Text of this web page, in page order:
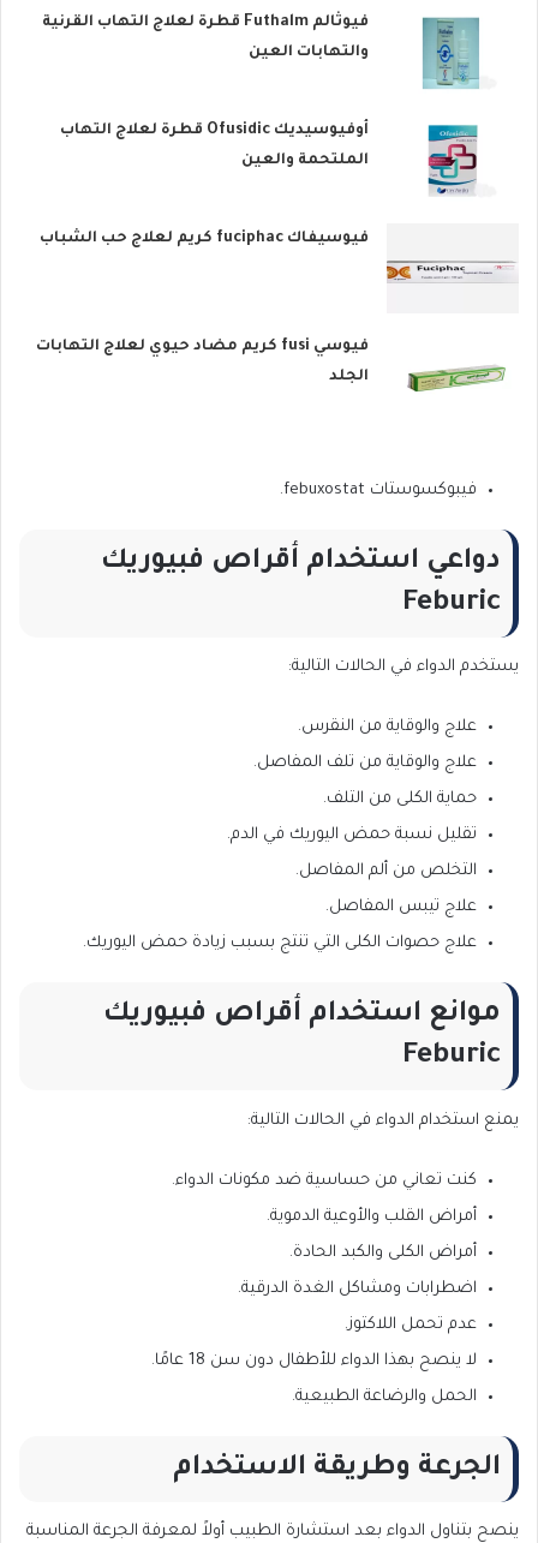
فيوثالم Futhalm قطرة لعلاج التهاب القرنية
والتهابات العين
أوفيوسيديك Ofusidic قطرة لعلاج التهاب
الملتحمة والعين
فيوسيفاك fuciphac كريم لعلاج حب الشباب
فيوسي fusi كريم مضاد حيوي لعلاج التهابات
الجلد
فيبوكسوستات febuxostat.
دواعي استخدام أقراص فبيوريك
Feburic
يستخدم الدواء في الحالات التالية:
علاج والوقاية من النقرس.
علاج والوقاية من تلف المفاصل.
حماية الكلى من التلف.
تقليل نسبة حمض اليوريك في الدم.
التخلص من ألم المفاصل.
علاج تيبس المفاصل.
علاج حصوات الكلى التي تنتج بسبب زيادة حمض اليوريك.
موانع استخدام أقراص فبيوريك
Feburic
يمنع استخدام الدواء في الحالات التالية:
كنت تعاني من حساسية ضد مكونات الدواء.
أمراض القلب والأوعية الدموية.
أمراض الكلى والكبد الحادة.
اضطرابات ومشاكل الغدة الدرقية.
عدم تحمل اللاكتوز.
لا ينصح بهذا الدواء للأطفال دون سن 18 عامًا.
الحمل والرضاعة الطبيعية.
الجرعة وطريقة الاستخدام
ينصح بتناول الدواء بعد استشارة الطبيب أولاً لمعرفة الجرعة المناسبة